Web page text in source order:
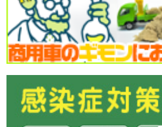
2026-07-31
喉が渇いたと感じる前にこまめな水
皆さん今日も一日ご安全に‼
●本日ご紹介車両●
【商品番号:14496】格納PG付アルミ
ブコ製 4軸低床 ラッシングレール3段
☎0120-98-1457 営業担当:高橋
「HP見て」とお伝えいただけるとスム